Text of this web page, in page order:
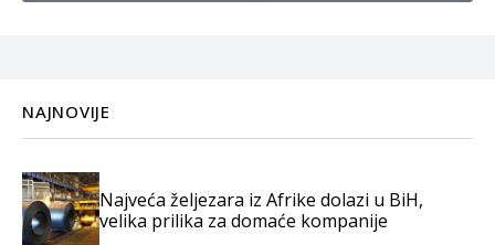
NAJNOVIJE
Najveća željezara iz Afrike dolazi u BiH,
velika prilika za domaće kompanije